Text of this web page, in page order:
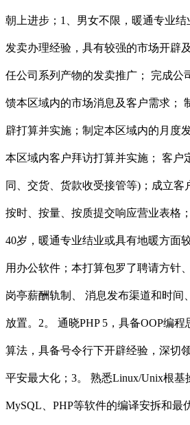
朝上进步；1、男女不限，暖通专业
发卖办理经验，具有较强的市场开辟
任公司系列产物的发卖推广； 完成公
馈本区域内的市场消息及客户需求；
辟打算并实施；制定本区域内的月度
本区域内客户拜访打算并实施； 客户
同、交货、货款收受接管等)；成立客
按时、按量、按质提交响应营业表格
40岁，暖通专业结业或具有地暖方面
用办公软件；本打算包罗了聘请方针
岗亭薪酬轨制、 消息发布渠道和时间
放置。2。 通晓PHP 5，具备OOP编
算法，具备号令行下开辟经验，深切
平安最大化；3。 熟悉Linux/Unix根基
MySQL、PHP等软件的编译安拆和最